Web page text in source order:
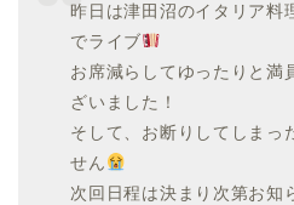
昨日は津田沼のイタリア料
でライブ
お席減らしてゆったりと満
ざいました！
そして、お断りしてしまっ
せん
次回日程は決まり次第お知